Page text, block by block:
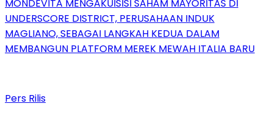
MONDEVITA MENGAKUISISI SAHAM MAYORITAS DI
UNDERSCORE DISTRICT, PERUSAHAAN INDUK
MAGLIANO, SEBAGAI LANGKAH KEDUA DALAM
MEMBANGUN PLATFORM MEREK MEWAH ITALIA BARU
Pers Rilis